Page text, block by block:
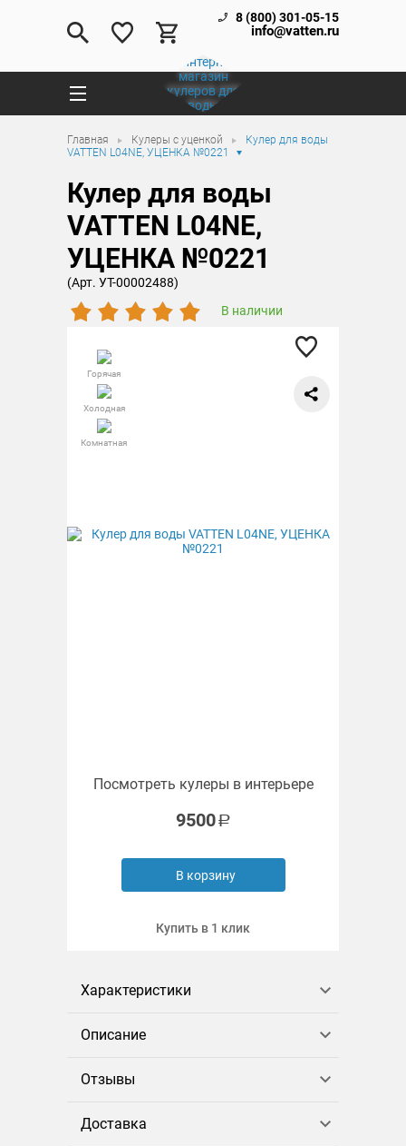
8 (800) 301-05-15
info@vatten.ru
Главная Кулеры с уценкой
Кулер для воды
VATTEN L04NE, УЦЕНКА №0221
Кулер для воды
VATTEN L04NE,
УЦЕНКА №0221
(Арт. УТ-00002488)
В наличии
Горячая
Холодная
Комнатная
Посмотреть кулеры в интерьере
9500
В корзину
Купить в 1 клик
Характеристики
Описание
Отзывы
Доставка